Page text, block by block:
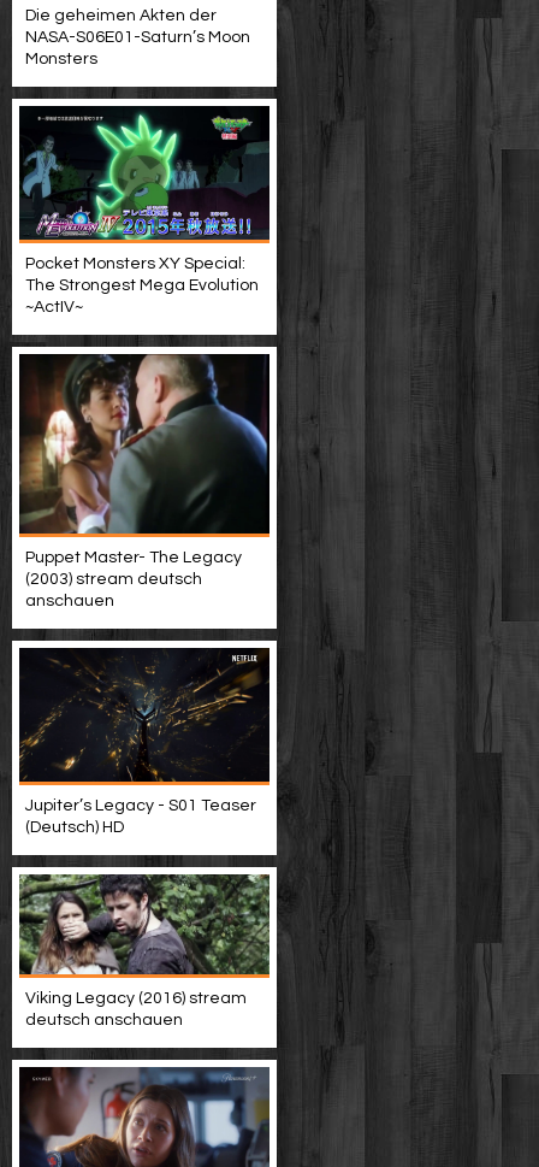
Die geheimen Akten der
NASA-S06E01-Saturn’s Moon
Monsters
Pocket Monsters XY Special:
The Strongest Mega Evolution
~ActIV~
Puppet Master- The Legacy
(2003) stream deutsch
anschauen
Jupiter’s Legacy - S01 Teaser
(Deutsch) HD
Viking Legacy (2016) stream
deutsch anschauen